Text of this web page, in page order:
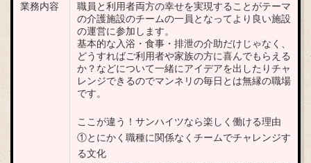
業務内容
職員と利用者両方の幸せを実現することがテーマ
の介護施設のチームの一員となってより良い施設
の運営に参加します。
基本的な入浴・食事・排泄の介助だけじゃなく、
どうすればご利用者や家族の方に喜んでもらえる
か？などについて一緒にアイデアを出したりチャ
レンジできるのでマンネリの毎日とは無縁の職場
です。
ここが違う！サンハイツなら楽しく働ける理由
①とにかく職種に関係なくチームでチャレンジす
る文化